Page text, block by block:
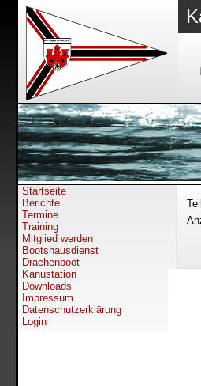
Startseite
Berichte
Termine
Training
Mitglied werden
Bootshausdienst
Drachenboot
Kanustation
Downloads
Impressum
Datenschutzerklärung
Login